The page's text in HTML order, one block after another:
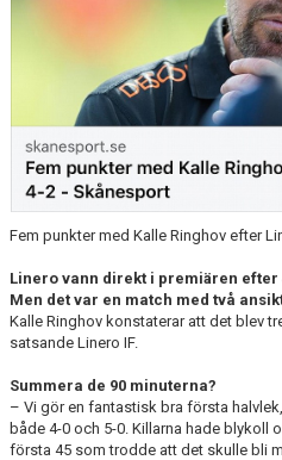
Fem punkter med Kalle Ringhov efter
Linero vann direkt i premiären efter
Men det var en match med två
Kalle Ringhov konstaterar att det blev
satsande Linero IF.
Summera de 90 minuterna?
– Vi gör en fantastisk bra första
både 4-0 och 5-0. Killarna hade blykoll
första 45 som trodde att det skulle bli